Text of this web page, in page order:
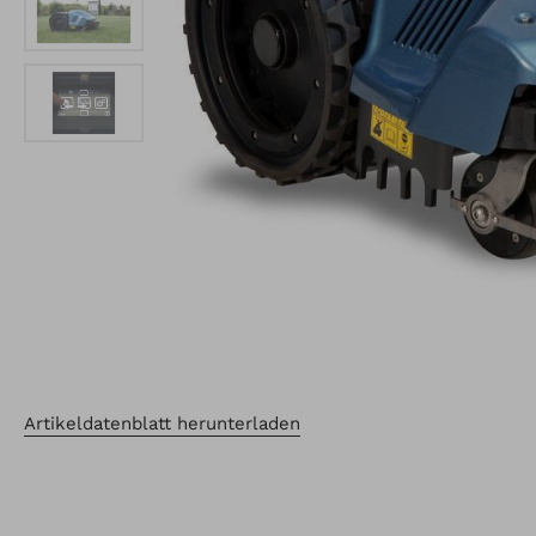
Artikeldatenblatt herunterladen